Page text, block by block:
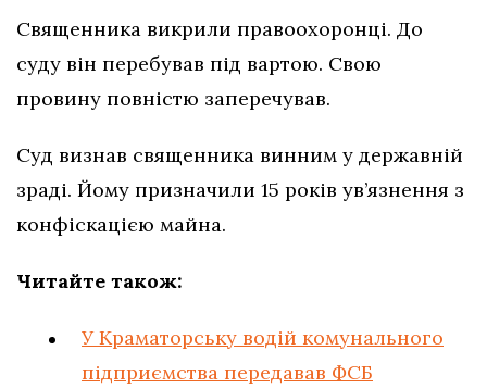
Священника викрили правоохоронці. До
суду він перебував під вартою. Свою
провину повністю заперечував.
Суд визнав священника винним у державній
зраді. Йому призначили 15 років ув’язнення з
конфіскацією майна.
Читайте також:
У Краматорську водій комунального
підприємства передавав ФСБ